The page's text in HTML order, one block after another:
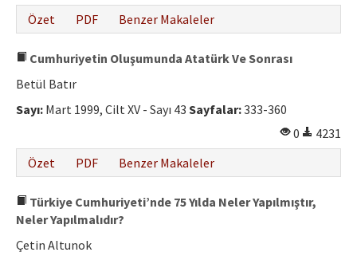
Özet
PDF Benzer Makaleler
Cumhuriyetin Oluşumunda Atatürk Ve Sonrası
Betül Batır
Sayı: Mart 1999, Cilt XV - Sayı 43 Sayfalar:333-360
0
4231
Özet
PDF Benzer Makaleler
Türkiye Cumhuriyeti’nde 75 Yılda Neler Yapılmıştır,
Neler Yapılmalıdır?
Çetin Altunok